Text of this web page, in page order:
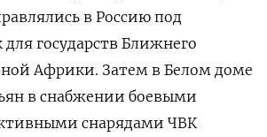
в Россию под
государств Ближнего
Африки. Затем в Белом доме
в снабжении боевыми
снарядами ЧВК